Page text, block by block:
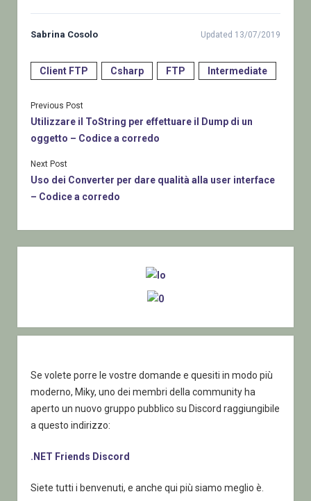
Sabrina Cosolo Updated 13/07/2019
Client FTP Csharp FTP Intermediate
Previous Post
Utilizzare il ToString per effettuare il Dump di un
oggetto – Codice a corredo
Next Post
Uso dei Converter per dare qualità alla user interface
– Codice a corredo
Se volete porre le vostre domande e quesiti in modo più
moderno, Miky, uno dei membri della community ha
aperto un nuovo gruppo pubblico su Discord raggiungibile
a questo indirizzo:
.NET Friends Discord
Siete tutti i benvenuti, e anche qui più siamo meglio è.